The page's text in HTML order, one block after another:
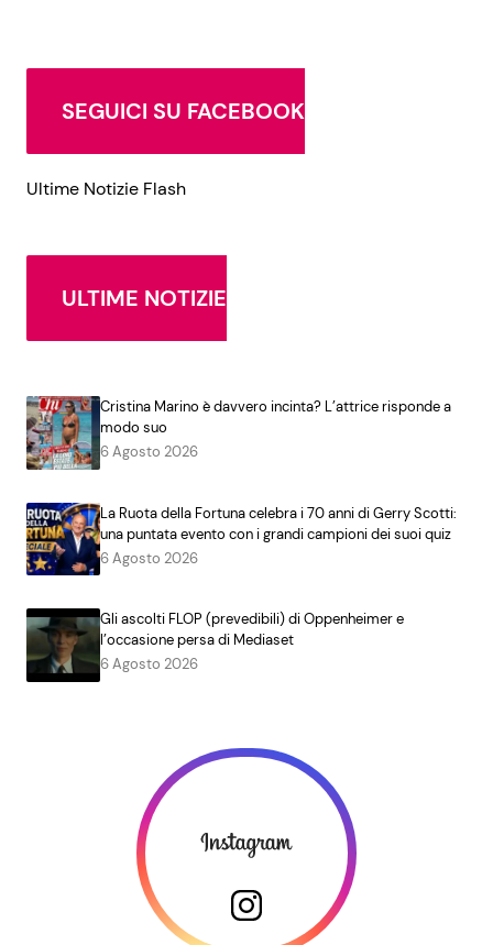
SEGUICI SU FACEBOOK
Ultime Notizie Flash
ULTIME NOTIZIE
Cristina Marino è davvero incinta? L’attrice risponde a
modo suo
6 Agosto 2026
La Ruota della Fortuna celebra i 70 anni di Gerry Scotti:
una puntata evento con i grandi campioni dei suoi quiz
6 Agosto 2026
Gli ascolti FLOP (prevedibili) di Oppenheimer e
l’occasione persa di Mediaset
6 Agosto 2026